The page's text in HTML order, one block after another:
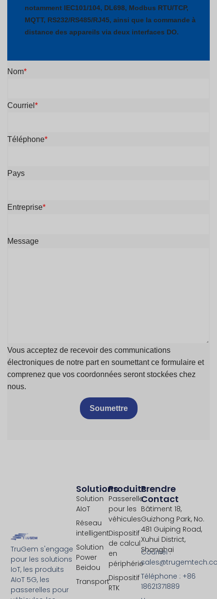
notamment IEC101/104, DL698, Modbus RTU/TCP,
MQTT, RS232/RS485/RJ45, ainsi que la commande à
distance des appareils via deux interfaces DO.
Nom*
Courriel *
Téléphone*
Pays
Entreprise*
Message
Vous acceptez de recevoir des communications
électroniques de notre part en soumettant ce formulaire et
comprenez que vos coordonnées seront stockées chez
nous.
Soumettre
TruGem s'engage
pour les solutions
IoT, les produits
AIoT 5G, les
passerelles pour
Produits
Passerelle
pour les
véhicules
Dispositif
de calcul
en
périphérie
Dispositif
RTK
Solutions
Solution
AIoT
Réseau
intelligent
Solution
Power
Beidou
Transport
Prendre
Contact
Bâtiment 18,
Guizhong Park, No.
481 Guiping Road,
Xuhui District,
Shanghai
Courriel :
Téléphone : +86
18621371889